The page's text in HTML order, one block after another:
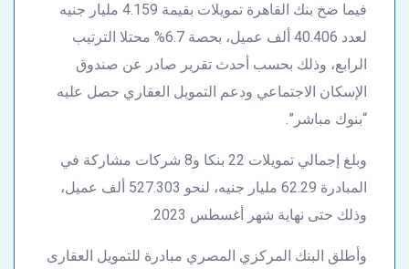
فيما ضخ بنك القاهرة تمويلات بقيمة 4.159 مليار جنيه
لعدد 40.406 ألف عميل، بحصة 6.7% محتلا الترتيب
الرابع، وذلك بحسب أحدث تقرير صادر عن صندوق
الإسكان الاجتماعي ودعم التمويل العقاري حصل عليه
“بنوك مباشر”.
وبلغ إجمالي تمويلات 22 بنكا و8 شركات مشاركة في
المبادرة 62.29 مليار جنيه، لنحو 527.303 ألف عميل،
وذلك حتى نهاية شهر أغسطس 2023.
وأطلق البنك المركزي المصري مبادرة للتمويل العقارى